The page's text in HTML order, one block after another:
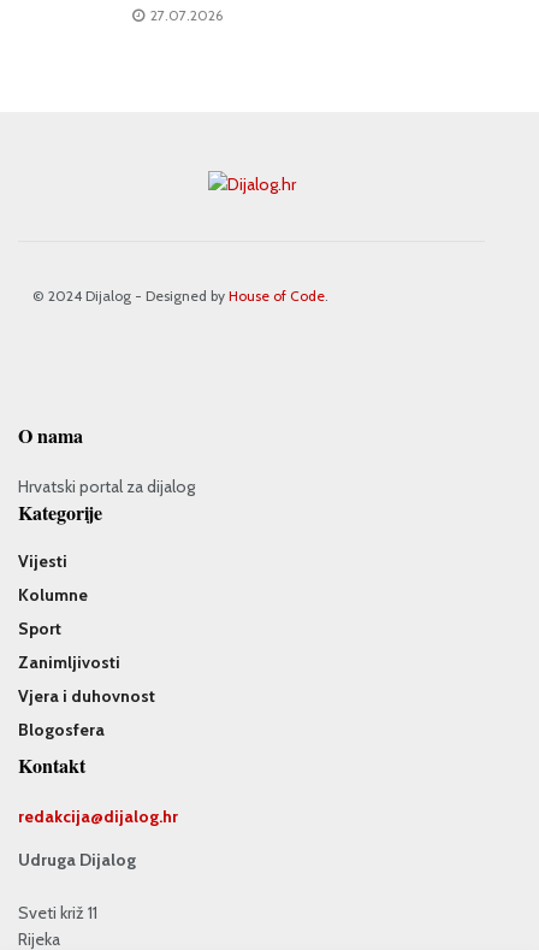
27.07.2026
© 2024 Dijalog - Designed by House of Code.
O nama
Hrvatski portal za dijalog
Kategorije
Vijesti
Kolumne
Sport
Zanimljivosti
Vjera i duhovnost
Blogosfera
Kontakt
redakcija@dijalog.hr
Udruga Dijalog
Sveti križ 11
Rijeka